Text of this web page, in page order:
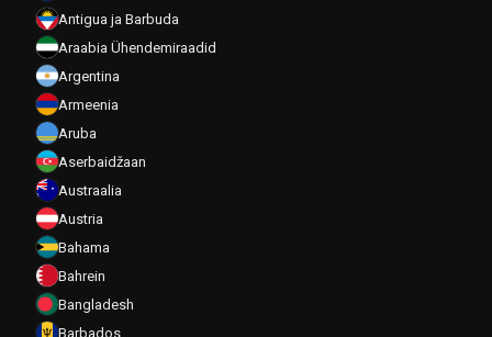
Antigua ja Barbuda
Araabia Ühendemiraadid
Argentina
Armeenia
Aruba
Aserbaidžaan
Austraalia
Austria
Bahama
Bahrein
Bangladesh
Barbados